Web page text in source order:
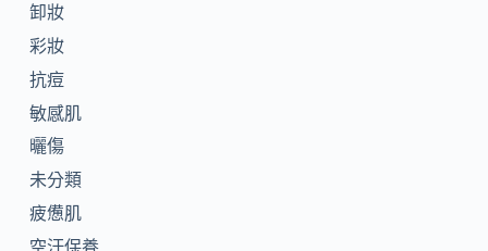
卸妝
彩妝
抗痘
敏感肌
曬傷
未分類
疲憊肌
空汙保養